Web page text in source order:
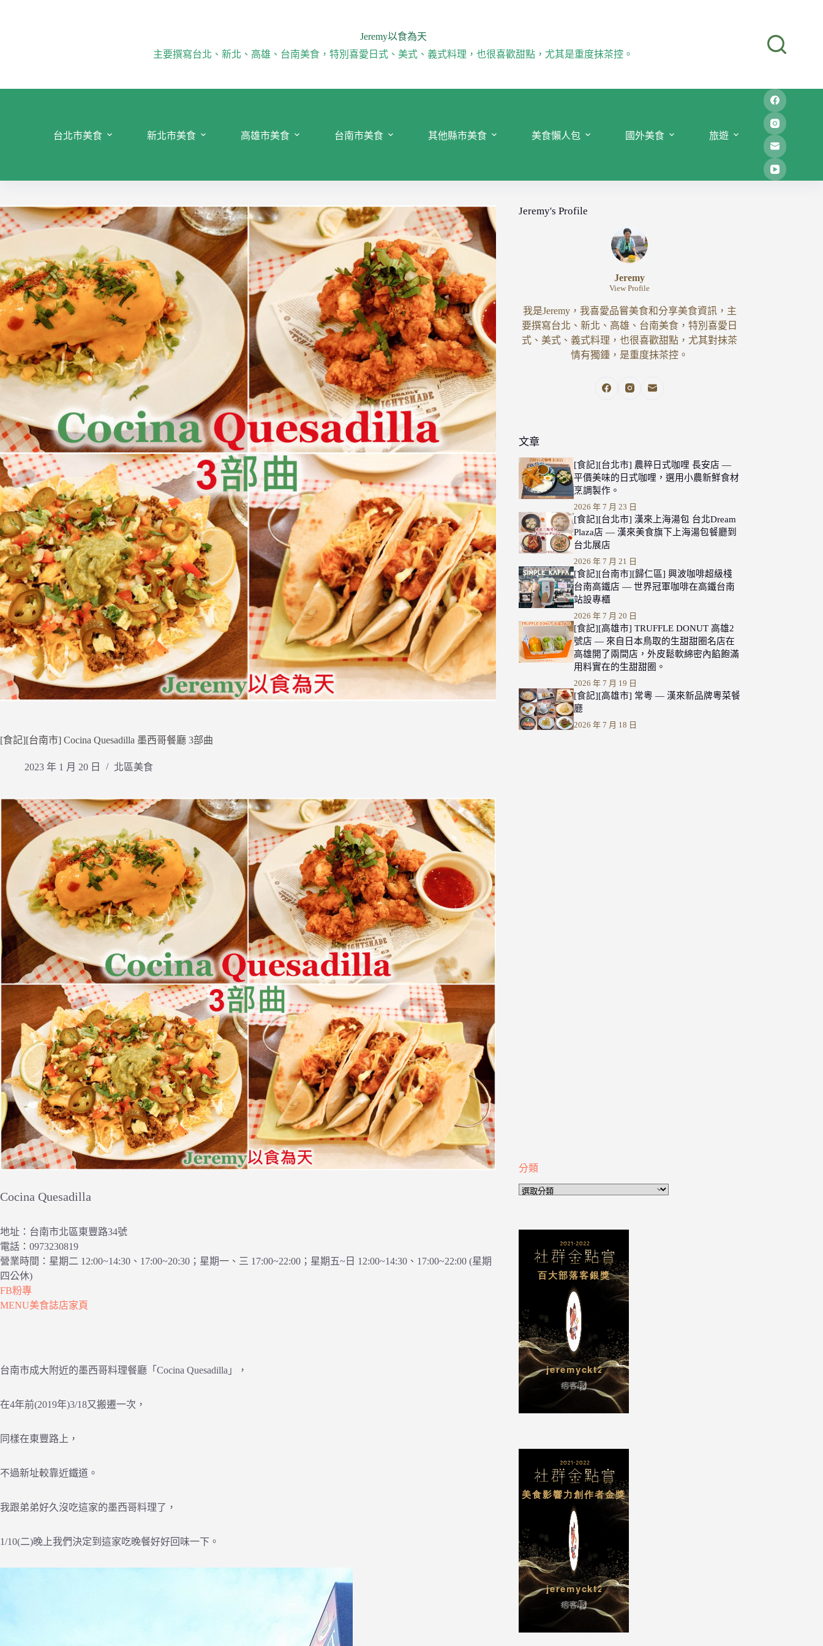
Jeremy以食為天
主要撰寫台北、新北、高雄、台南美食，特別喜愛日式、美式、義式料理，也很喜歡甜點，尤其是重度抹茶控。
台北市美食 新北市美食 高雄市美食 台南市美食 其他縣市美食 美食懶人包 國外美食 旅遊
[食記][台南市] Cocina Quesadilla 墨西哥餐廳 3部曲
2023 年 1 月 20 日 北區美食
Cocina Quesadilla
地址：台南市北區東豐路34號
電話：0973230819
營業時間：星期二 12:00~14:30、17:00~20:30；星期一、三 17:00~22:00；星期五~日 12:00~14:30、17:00~22:00 (星期
四公休)
FB粉專
MENU美食誌店家頁
台南市成大附近的墨西哥料理餐廳「Cocina Quesadilla」，
在4年前(2019年)3/18又搬遷一次，
同樣在東豐路上，
不過新址較靠近鐵道。
我跟弟弟好久沒吃這家的墨西哥料理了，
1/10(二)晚上我們決定到這家吃晚餐好好回味一下。
Jeremy's Profile
Jeremy
View Profile
我是Jeremy，我喜愛品嘗美食和分享美食資訊，主
要撰寫台北、新北、高雄、台南美食，特別喜愛日
式、美式、義式料理，也很喜歡甜點，尤其對抹茶
情有獨鍾，是重度抹茶控。
文章
[食記][台北市] 農粹日式咖哩 長安店 —
平價美味的日式咖哩，選用小農新鮮食材
烹調製作。
2026 年 7 月 23 日
[食記][台北市] 漢來上海湯包 台北Dream
Plaza店 — 漢來美食旗下上海湯包餐廳到
台北展店
2026 年 7 月 21 日
[食記][台南市][歸仁區] 興波咖啡超級棧
台南高鐵店 — 世界冠軍咖啡在高鐵台南
站設專櫃
2026 年 7 月 20 日
[食記][高雄市] TRUFFLE DONUT 高雄2
號店 — 來自日本鳥取的生甜甜圈名店在
高雄開了兩間店，外皮鬆軟綿密內餡飽滿
用料實在的生甜甜圈。
2026 年 7 月 19 日
[食記][高雄市] 常粵 — 漢來新品牌粵菜餐
廳
2026 年 7 月 18 日
分類
分